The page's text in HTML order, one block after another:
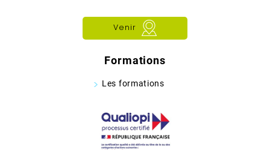
Venir
Formations
Les formations